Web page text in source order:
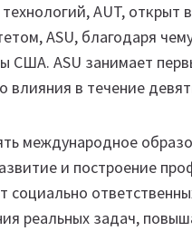
AUT, открыт
ASU, благодаря
США. ASU занимает
влияния в течение
международное
и построение
социально
реальных задач,